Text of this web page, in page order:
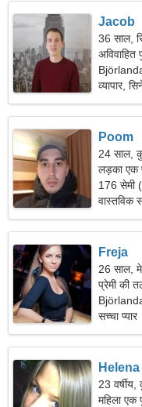
Jacob
36 साल,
व्यापार,
Poom
24 साल,
लड़का एक
176 सेमी
वास्तविक
Freja
26 साल,
प्रेमी की
सच्चा प्यार
Helena
23 वर्षीय,
महिला